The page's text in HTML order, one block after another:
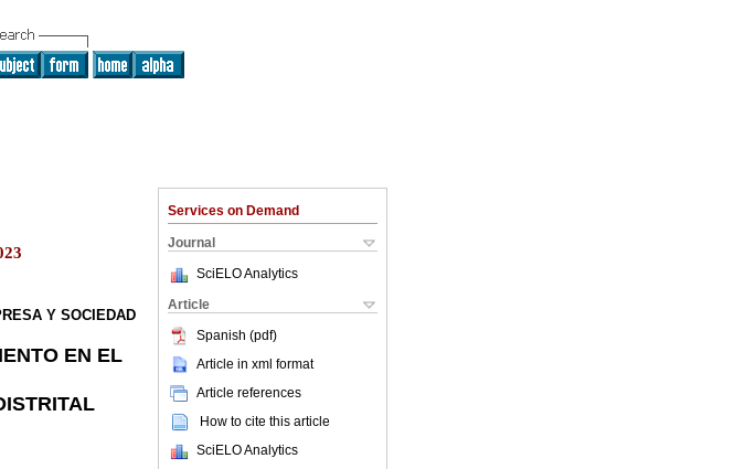
Services on Demand
Journal
SciELO Analytics
Article
Spanish (pdf)
Article in xml format
Article references
How to cite this article
SciELO Analytics
Y SOCIEDAD
EN EL